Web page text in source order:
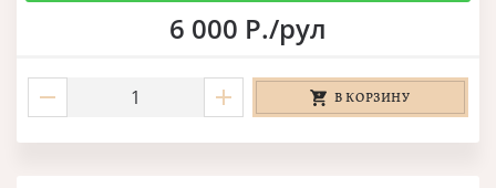
6 000 Р./рул
В КОРЗИНУ